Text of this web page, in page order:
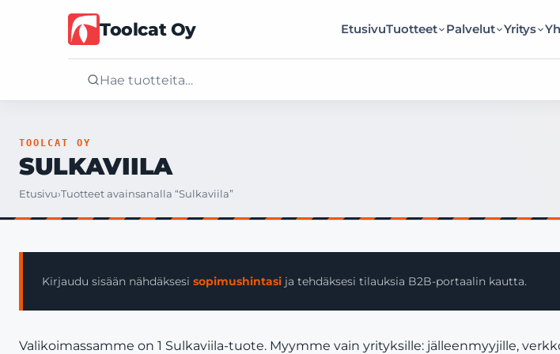
Toolcat Oy EtusivuTuotteet Palvelut Yritys
Tuotteet
Yritys
TOOLCAT OY
SULKAVIILA
Etusivu›Tuotteet avainsanalla “Sulkaviila”
Kirjaudu sisään nähdäksesi sopimushintasi ja tehdäksesi tilauksia B2B-portaalin kautta.
Valikoimassamme on 1 Sulkaviila-tuote. Myymme vain yrityksille: jälleenmyyjille,